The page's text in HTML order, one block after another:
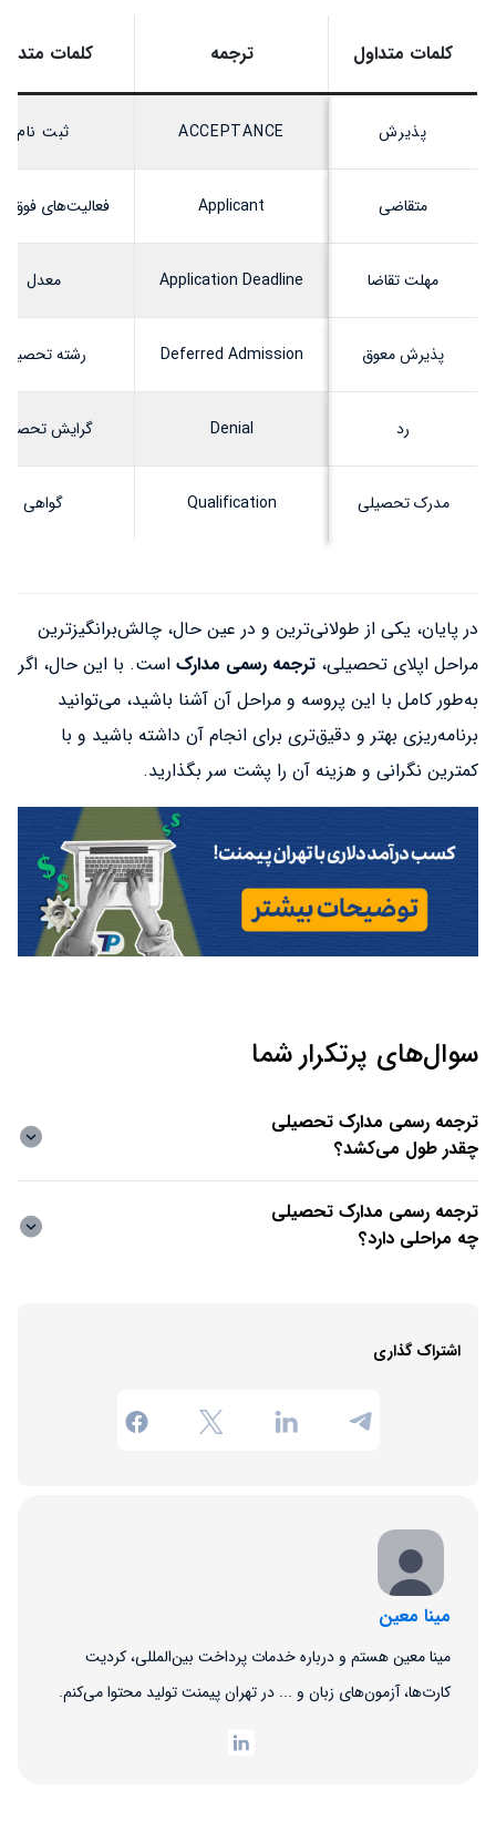
کلمات متداول ترجمه کلمات
پذیرش ACCEPTANCE ثبت نام
متقاضی Applicant فعالیت‌های
مهلت تقاضا Application Deadline معدل
پذیرش معوق Deferred Admission رشته تحصیلی
رد Denial گرایش
مدرک تحصیلی Qualification گواهی
در پایان، یکی از طولانی‌ترین و در عین حال، چالش‌برانگیزترین
مراحل اپلای تحصیلی، ترجمه رسمی مدارک است. با این حال، اگر
به‌طور کامل با این پروسه و مراحل آن آشنا باشید، می‌توانید
برنامه‌ریزی بهتر و دقیق‌تری برای انجام آن داشته باشید و با
کمترین نگرانی و هزینه آن را پشت سر بگذارید.
سوال‌های پرتکرار شما
ترجمه رسمی مدارک تحصیلی
چقدر طول می‌کشد؟
ترجمه رسمی مدارک تحصیلی
چه مراحلی دارد؟
اشتراک گذاری
مینا معین
مینا معین هستم و درباره خدمات پرداخت بین‌المللی، کردیت
کارت‌ها، آزمون‌های زبان و ... در تهران پیمنت تولید محتوا می‌کنم.